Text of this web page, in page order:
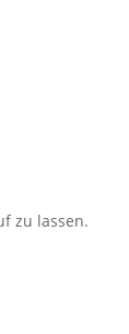
zu lassen.